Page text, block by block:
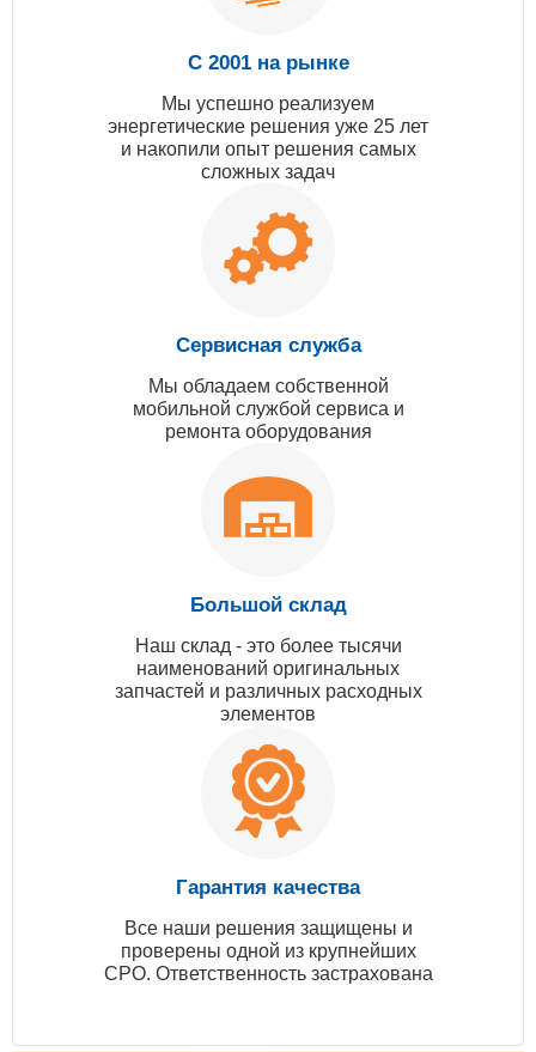
С 2001 на рынке
Мы успешно реализуем
энергетические решения уже 25 лет
и накопили опыт решения самых
сложных задач
Сервисная служба
Мы обладаем собственной
мобильной службой сервиса и
ремонта оборудования
Большой склад
Наш склад - это более тысячи
наименований оригинальных
запчастей и различных расходных
элементов
Гарантия качества
Все наши решения защищены и
проверены одной из крупнейших
СРО. Ответственность застрахована